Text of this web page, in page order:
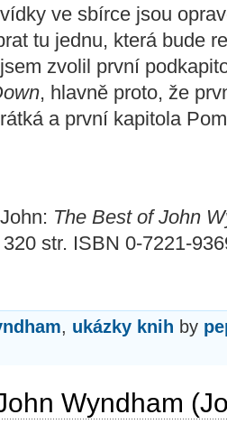
ve sbírce jsou
tu jednu, která bude
zvolil první
, hlavně proto, že
a první kapitola
The Best of John
str. ISBN 0-7221-
, ukázky knih by
Wyndham